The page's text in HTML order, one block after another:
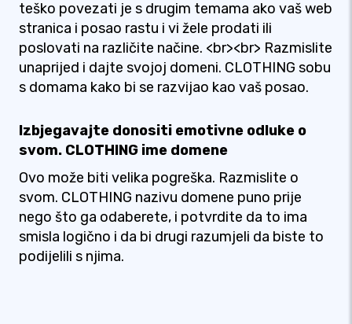
teško povezati je s drugim temama ako vaš web
stranica i posao rastu i vi žele prodati ili
poslovati na različite načine. <br><br> Razmislite
unaprijed i dajte svojoj domeni. CLOTHING sobu
s domama kako bi se razvijao kao vaš posao.
Izbjegavajte donositi emotivne odluke o
svom. CLOTHING ime domene
Ovo može biti velika pogreška. Razmislite o
svom. CLOTHING nazivu domene puno prije
nego što ga odaberete, i potvrdite da to ima
smisla logično i da bi drugi razumjeli da biste to
podijelili s njima.